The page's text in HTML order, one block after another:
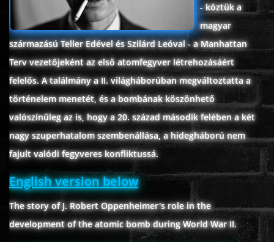
www.onlinefilmvilag2.eu,Copyright © 2017-2026 Az oldal nem tárol
semmilyen jogsértő tartalmat. Minden adat külső forrásból származik |
Frissítve: 2026.07.27|Fel ↑
- köztük a
magyar
származású Teller Edével és Szilárd Leóval - a Manhattan
Terv vezetőjeként az első atomfegyver létrehozásáért
felelős. A találmány a II. világháborúban megváltoztatta a
történelem menetét, és a bombának köszönhető
valószínűleg az is, hogy a 20. század második felében a két
nagy szuperhatalom szembenállása, a hidegháború nem
fajult valódi fegyveres konfliktussá.
English version below
The story of J. Robert Oppenheimer's role in the
development of the atomic bomb during World War II.